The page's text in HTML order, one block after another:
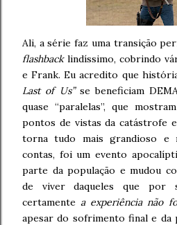
Ali, a série faz uma transição
flashbacklindíssimo, cobrindo
e Frank. Eu acredito que
Last of Us”se beneficiam
quase “paralelas”, que
pontos de vistas da catástrofe
torna tudo mais grandioso e
contas, foi um evento
parte da população e mudou
de viver daqueles que por
certamentea experiência não
apesar do sofrimento final e da